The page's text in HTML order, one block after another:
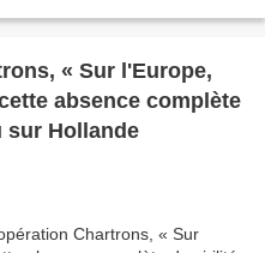
« Sur l'Europe,
absence complète
sur Hollande